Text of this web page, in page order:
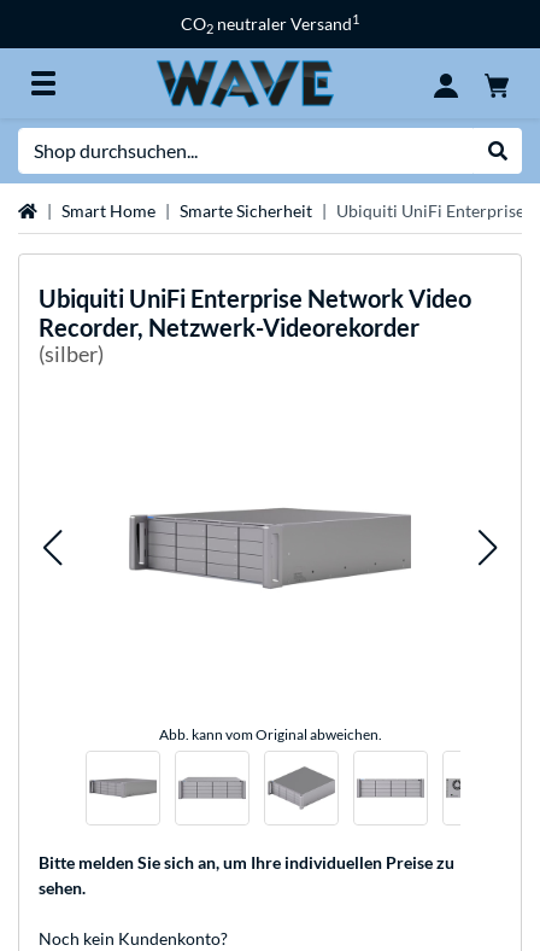
CO2 neutraler Versand1
StartseiteSmart Home Smarte Sicherheit Ubiquiti UniFi Enterprise
Ubiquiti UniFi Enterprise Network Video
Recorder, Netzwerk-Videorekorder
(silber)
Abb. kann vom Original abweichen.
Bitte melden Sie sich an, um Ihre individuellen Preise zu
sehen.
Noch kein Kundenkonto?